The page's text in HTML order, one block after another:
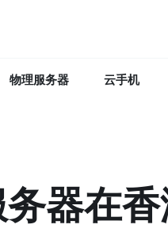
物理服务器 云手机
器在